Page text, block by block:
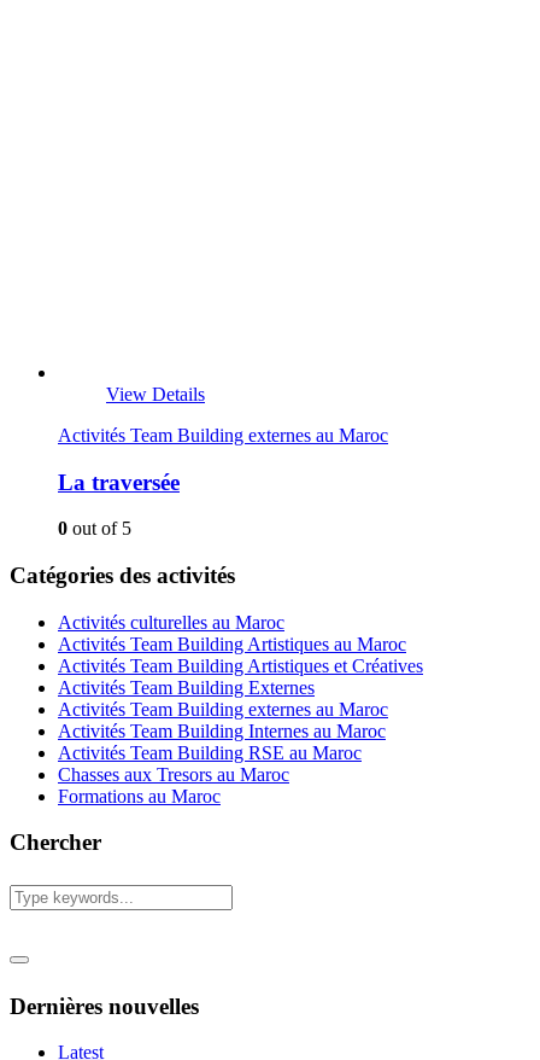
View Details
Activités Team Building externes au Maroc
La traversée
0 out of 5
Catégories des activités
Activités culturelles au Maroc
Activités Team Building Artistiques au Maroc
Activités Team Building Artistiques et Créatives
Activités Team Building Externes
Activités Team Building externes au Maroc
Activités Team Building Internes au Maroc
Activités Team Building RSE au Maroc
Chasses aux Tresors au Maroc
Formations au Maroc
Chercher
Dernières nouvelles
Latest